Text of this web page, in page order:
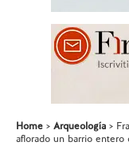
Home Arqueología
aflorado un barrio